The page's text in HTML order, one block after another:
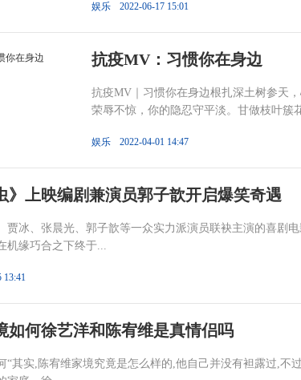
娱乐 2022-06-17 15:01
抗疫MV：习惯你在身边
抗疫MV｜习惯你在身边根扎深土树参天
荣辱不惊，你的隐忍守平淡。甘做枝叶簇
娱乐 2022-04-01 14:47
》上映编剧兼演员郭子歆开启爆笑奇遇
贾冰、张晨光、郭子歆等一众实力派演员联袂主演的喜剧
机缘巧合之下终于...
13:41
如何徐艺洋和陈宥维是真情侣吗
“其实,陈宥维家境究竟是怎么样的,他自己并没有袒露过,不